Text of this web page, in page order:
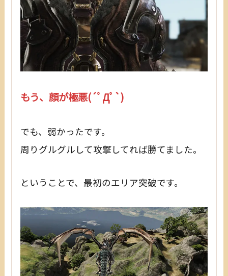
もう、顔が極悪(´ﾟДﾟ`)
でも、弱かったです。
周りグルグルして攻撃してれば勝てました。
ということで、最初のエリア突破です。